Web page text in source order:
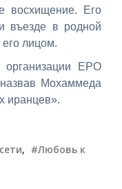
восхищение. Его
въезде в родной
его лицом.
организации EPO
Мохаммеда
иранцев».
, #Любовь к